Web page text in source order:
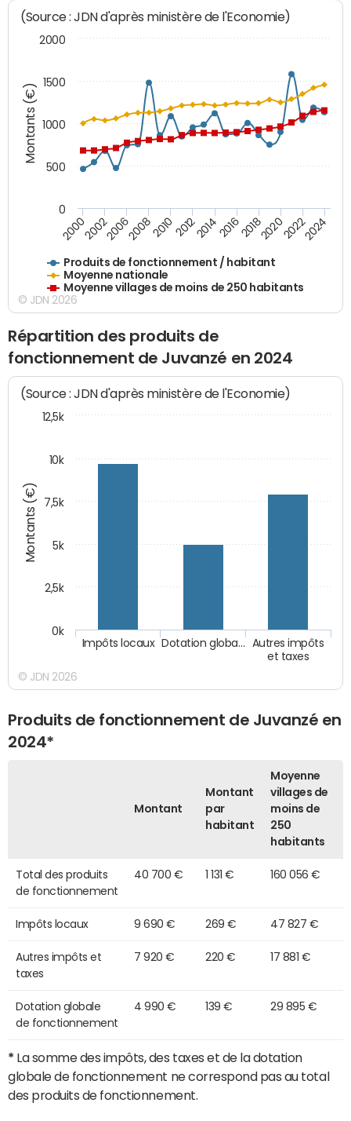
Montants (€)
(Source : JDN d'après ministère de l'Economie)
Produits de fonctionnement / habitant
Moyenne nationale
Moyenne villages de moins de 250 habitants
200020022006200820102012201420162018202020222024
500
1000
1500
0
2000
© JDN 2026
Répartition des produits de
fonctionnement de Juvanzé en 2024
Montants (€)
(Source : JDN d'après ministère de l'Economie)
Autres impôts
et taxes
Dotation globa…
Impôts locaux
0k
2,5k
5k
7,5k
10k
12,5k
© JDN 2026
Produits de fonctionnement de Juvanzé en
2024*
Montant
Montant
par
habitant
Moyenne
villages de
moins de
250
habitants
Total des produits
de fonctionnement
40 700 € 1 131 € 160 056 €
Impôts locaux 9 690 € 269 € 47 827 €
Autres impôts et
taxes
7 920 € 220 € 17 881 €
Dotation globale
de fonctionnement
4 990 € 139 € 29 895 €
* La somme des impôts, des taxes et de la dotation
globale de fonctionnement ne correspond pas au total
des produits de fonctionnement.